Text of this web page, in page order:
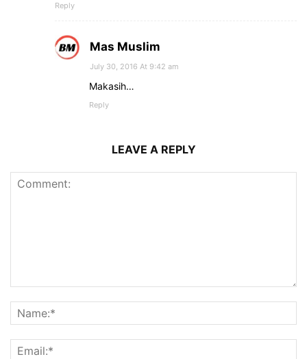
Reply
Mas Muslim
July 30, 2016 At 9:42 am
Makasih…
Reply
LEAVE A REPLY